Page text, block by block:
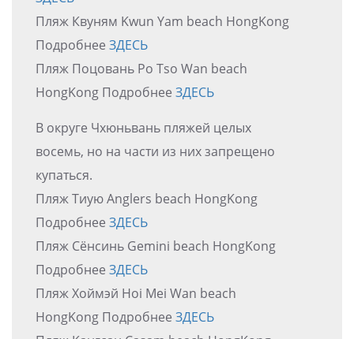
Пляж Квуням Kwun Yam beach HongKong
Подробнее ЗДЕСЬ
Пляж Поцовань Po Tso Wan beach
HongKong Подробнее ЗДЕСЬ
В округе Чхюньвань пляжей целых
восемь, но на части из них запрещено
купаться.
Пляж Тиую Anglers beach HongKong
Подробнее ЗДЕСЬ
Пляж Сёнсинь Gemini beach HongKong
Подробнее ЗДЕСЬ
Пляж Хоймэй Hoi Mei Wan beach
HongKong Подробнее ЗДЕСЬ